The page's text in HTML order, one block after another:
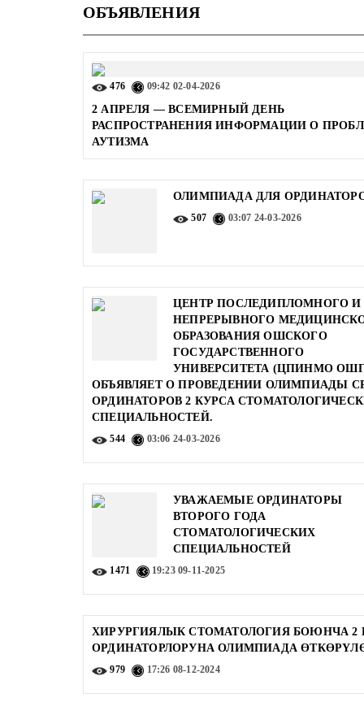
ОБЪЯВЛЕНИЯ
476 09:42 02-04-2026
2 АПРЕЛЯ — ВСЕМИРНЫЙ ДЕНЬ
РАСПРОСТРАНЕНИЯ ИНФОРМАЦИИ О
АУТИЗМА
ОЛИМПИАДА ДЛЯ
507 03:07 24-03-2026
ЦЕНТР ПОСЛЕДИПЛОМНОГО И
НЕПРЕРЫВНОГО
ОБРАЗОВАНИЯ ОШСКОГО
ГОСУДАРСТВЕННОГО
УНИВЕРСИТЕТА (ЦПИНМО
ОБЪЯВЛЯЕТ О ПРОВЕДЕНИИ ОЛИМПИАДЫ
ОРДИНАТОРОВ 2 КУРСА
СПЕЦИАЛЬНОСТЕЙ.
544 03:06 24-03-2026
УВАЖАЕМЫЕ ОРДИНАТОРЫ
ВТОРОГО ГОДА
СТОМАТОЛОГИЧЕСКИХ
СПЕЦИАЛЬНОСТЕЙ
1471 19:2309-11-2025
ХИРУРГИЯЛЫК СТОМАТОЛОГИЯ БОЮНЧА 2
ОРДИНАТОРЛОРУНА ОЛИМПИАДА
979 17:26 08-12-2024